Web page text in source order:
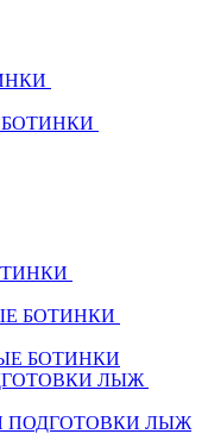
БОТИНКИ
БОТИНКИ
ЛЫЖ
ПОДГОТОВКИ ЛЫЖ